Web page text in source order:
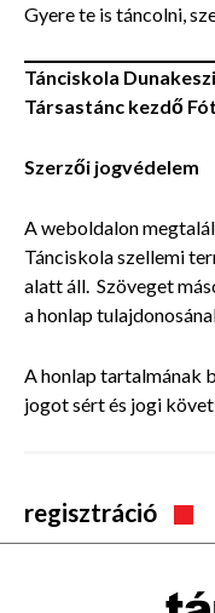
Gyere te is táncolni,
Tánciskola
Társastánc kezdő
Szerzői jogvédelem
A weboldalon
Tánciskola szellemi
alatt áll. Szöveget
a honlap
A honlap tartalmának
jogot sért és jogi
regisztráció